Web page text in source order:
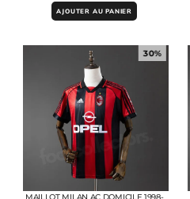
AJOUTER AU PANIER
30%
MAILLOT MILAN AC DOMICILE 1998-